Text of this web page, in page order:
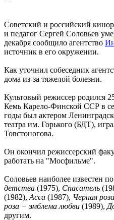
Советский и российский
и педагог Сергей Соловьев
декабря сообщило агентство И
источник в его окружении.
Как уточнил собеседник
дома из-за тяжелой болезни.
Культовый режиссер родился
Кемь Карело-Финской ССР в
годы был актером
театра им. Горького (БДТ),
Товстоногова.
Он окончил режиссерский
работать на "Мосфильме".
Соловьев наиболее известен
детства (1975), Спасатель
(1982), Асса (1987), Черная
роза − эмблема любви (1989),
другим.